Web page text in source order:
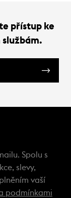
přístup ke
službám.
Spolu s
slevy,
vaší
podmínkami